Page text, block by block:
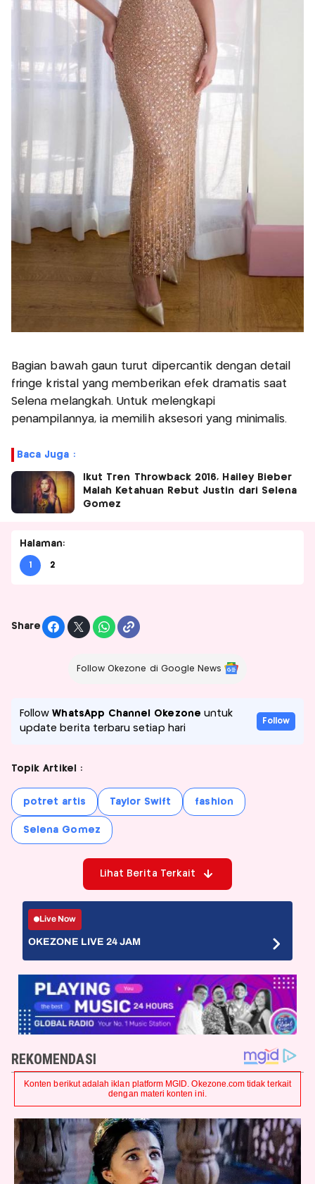
Bagian bawah gaun turut dipercantik dengan detail
fringe kristal yang memberikan efek dramatis saat
Selena melangkah. Untuk melengkapi
penampilannya, ia memilih aksesori yang minimalis.
Baca Juga :
Ikut Tren Throwback 2016, Hailey Bieber
Malah Ketahuan Rebut Justin dari Selena
Gomez
Halaman:
1 2
Share
Follow Okezone di Google News
FollowWhatsApp Channel Okezone untuk
update berita terbaru setiap hari
Follow
Topik Artikel :
potret artis Taylor Swift fashion
Selena Gomez
Lihat Berita Terkait
Live Now
OKEZONE LIVE 24 JAM